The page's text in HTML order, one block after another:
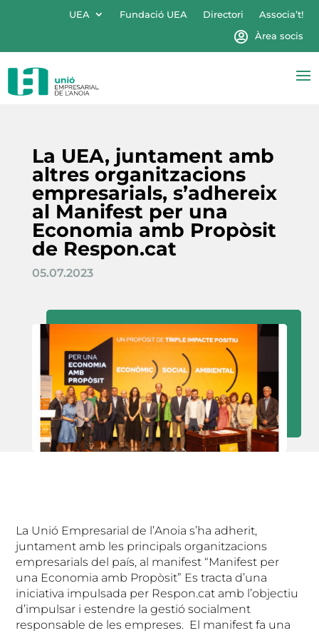
UEA Fundació UEA Directori
Associa’t!
Àrea socis
La UEA, juntament amb
altres organitzacions
empresarials, s’adhereix
al Manifest per una
Economia amb Propòsit
de Respon.cat
05.07.2023
La Unió Empresarial de l’Anoia s’ha adherit,
juntament amb les principals organitzacions
empresarials del país, al manifest “Manifest per
una Economia amb Propòsit” Es tracta d’una
iniciativa impulsada per Respon.cat amb l’objectiu
d’impulsar i estendre la gestió socialment
responsable de les empreses. El manifest fa una